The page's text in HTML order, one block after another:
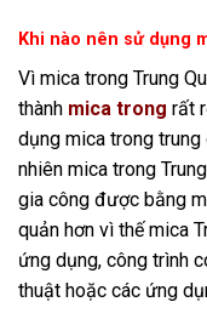
Khi nào nên sử dụng
Vì mica trong Trung
thành mica trong rất
dụng mica trong trung
nhiên mica trong
gia công được bằng
quản hơn vì thế mica
ứng dụng, công trình
thuật hoặc các ứng